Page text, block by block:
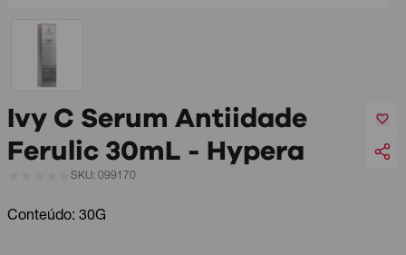
Ivy C Serum Antiidade
Ferulic 30mL - Hypera
SKU: 099170
Conteúdo: 30G